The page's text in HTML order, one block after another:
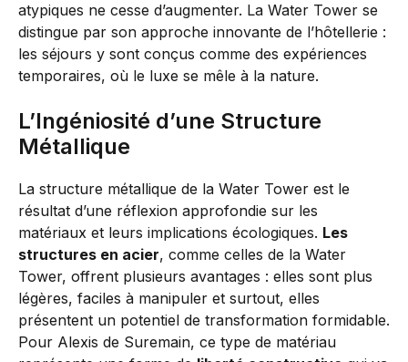
atypiques ne cesse d’augmenter. La Water Tower se
distingue par son approche innovante de l’hôtellerie :
les séjours y sont conçus comme des expériences
temporaires, où le luxe se mêle à la nature.
L’Ingéniosité d’une Structure
Métallique
La structure métallique de la Water Tower est le
résultat d’une réflexion approfondie sur les
matériaux et leurs implications écologiques. Les
structures en acier, comme celles de la Water
Tower, offrent plusieurs avantages : elles sont plus
légères, faciles à manipuler et surtout, elles
présentent un potentiel de transformation formidable.
Pour Alexis de Suremain, ce type de matériau